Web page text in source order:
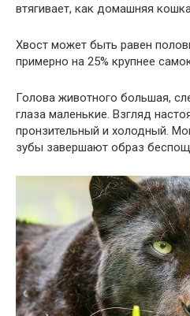
втягивает, как домашняя
Хвост может быть равен
примерно на 25% крупнее
Голова животного большая,
глаза маленькие. Взгляд
пронзительный и холодный.
зубы завершают образ